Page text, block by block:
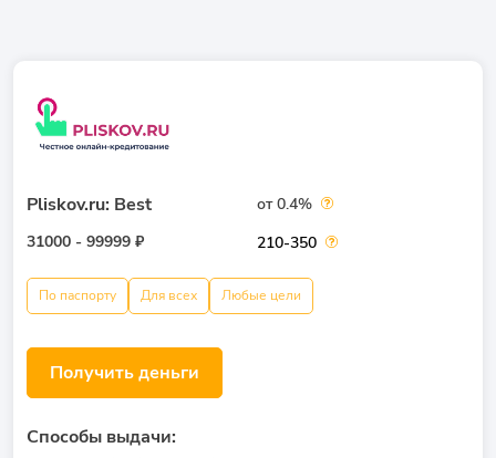
Pliskov.ru: Best
31000 - 99999 ₽
от 0.4%
210-350
По паспорту Для всех Любые цели
Получить деньги
Способы выдачи: